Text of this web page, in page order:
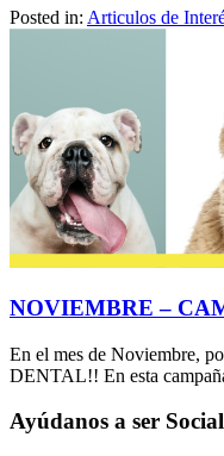
Posted in: Articulos de
NOVIEMBRE –
En el mes de Noviembre,
DENTAL!! En esta
Ayúdanos a ser